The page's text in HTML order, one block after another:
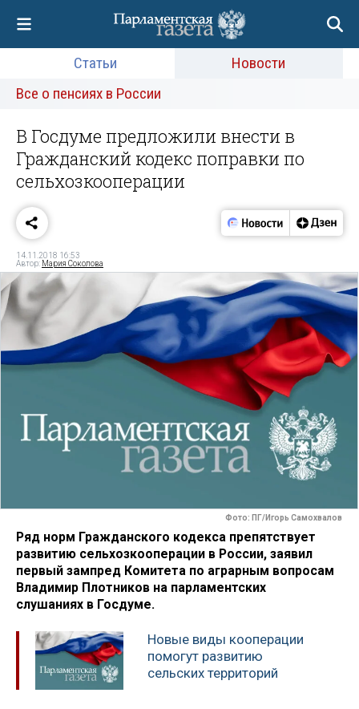
Статьи
Новости
Все о пенсиях в России
В Госдуме предложили внести в
Гражданский кодекс поправки по
сельхозкооперации
14.11.2018 16:53
Автор: Мария Соколова
Фото: ПГ/Игорь Самохвалов
Ряд норм Гражданского кодекса препятствует
развитию сельхозкооперации в России, заявил
первый зампред Комитета по аграрным вопросам
Владимир Плотников на парламентских
слушаниях в Госдуме.
Новые виды кооперации
помогут развитию
сельских территорий